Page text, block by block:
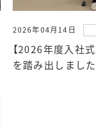
2026年04月14日
【2026年度入社
を踏み出しました